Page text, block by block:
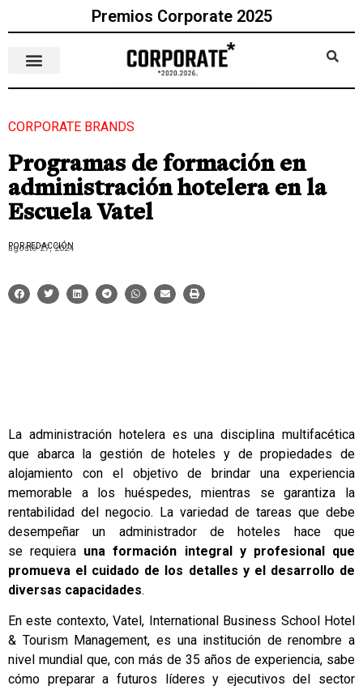
Premios Corporate 2025
CORPORATE BRANDS
Programas de formación en
administración hotelera en la
Escuela Vatel
POR REDACCIÓN
agosto 27, 2024
La administración hoteleraes una disciplina multifacética
que abarca la gestión de hoteles y de propiedades de
alojamiento con el objetivo de brindar una experiencia
memorable a los huéspedes, mientras se garantiza la
rentabilidad del negocio. La variedad de tareas que debe
desempeñar un administrador de hoteles hace que
se requiera una formación integral y profesional que
promueva el cuidado de los detalles y el desarrollo de
diversas capacidades.
En este contexto,Vatel, International Business School Hotel
& Tourism Management, es una institución de renombre a
nivel mundial que, con más de 35 años de experiencia, sabe
cómo preparar a futuros líderes y ejecutivos del sector